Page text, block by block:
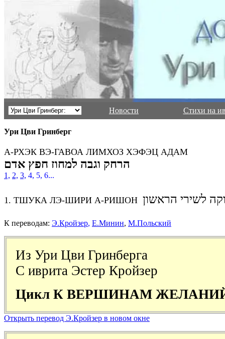
Новости Стихи на
Ури Цви Гринберг
А-РХЭК ВЭ-ГАВОА ЛИМХОЗ ХЭФЭЦ АДАМ
הרחק וגבה למחוז חפץ אדם
1, 2, 3, 4, 5, 6...
1. ТШУКА ЛЭ-ШИРИ А-РИШОН לשירי הראשון
К переводам: Э.Кройзер, Е.Минин, М.Польский
Открыть перевод Э.Кройзер в новом окне